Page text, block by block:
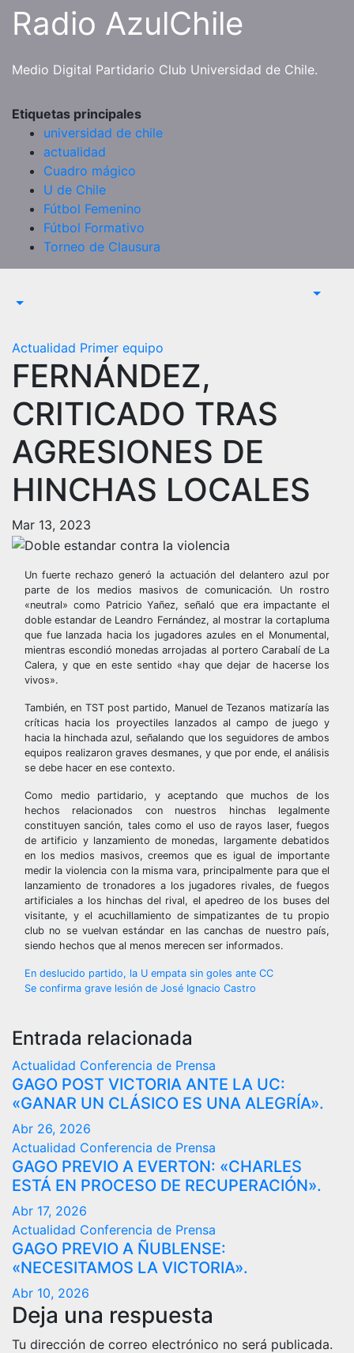
SaltarRadio AzulChile
Medio Digital Partidario Club Universidad de Chile.
Etiquetas principales
universidad de chile
actualidad
Cuadro mágico
U de Chile
Fútbol Femenino
Fútbol Formativo
Torneo de Clausura
Actualidad Primer equipo
FERNÁNDEZ,
CRITICADO TRAS
AGRESIONES DE
HINCHAS LOCALES
Mar 13, 2023
Un fuerte rechazo generó la actuación del delantero azul por
parte de los medios masivos de comunicación. Un rostro
«neutral» como Patricio Yañez, señaló que era impactante el
doble estandar de Leandro Fernández, al mostrar la cortapluma
que fue lanzada hacia los jugadores azules en el Monumental,
mientras escondió monedas arrojadas al portero Carabalí de La
Calera, y que en este sentido «hay que dejar de hacerse los
vivos».
También, en TST post partido, Manuel de Tezanos matizaría las
críticas hacia los proyectiles lanzados al campo de juego y
hacia la hinchada azul, señalando que los seguidores de ambos
equipos realizaron graves desmanes, y que por ende, el análisis
se debe hacer en ese contexto.
Como medio partidario, y aceptando que muchos de los
hechos relacionados con nuestros hinchas legalmente
constituyen sanción, tales como el uso de rayos laser, fuegos
de artificio y lanzamiento de monedas, largamente debatidos
en los medios masivos, creemos que es igual de importante
medir la violencia con la misma vara, principalmente para que el
lanzamiento de tronadores a los jugadores rivales, de fuegos
artificiales a los hinchas del rival, el apedreo de los buses del
visitante, y el acuchillamiento de simpatizantes de tu propio
club no se vuelvan estándar en las canchas de nuestro país,
siendo hechos que al menos merecen ser informados.
Navegación
entradas
En deslucido partido, la U empata sin goles ante CC
Se confirma grave lesión de José Ignacio Castro
Entrada relacionada
Actualidad Conferencia de Prensa
GAGO POST VICTORIA ANTE LA UC:
«GANAR UN CLÁSICO ES UNA ALEGRÍA».
Abr 26, 2026
Actualidad Conferencia de Prensa
GAGO PREVIO A EVERTON: «CHARLES
ESTÁ EN PROCESO DE RECUPERACIÓN».
Abr 17, 2026
Actualidad Conferencia de Prensa
GAGO PREVIO A ÑUBLENSE:
«NECESITAMOS LA VICTORIA».
Abr 10, 2026
Deja una respuesta
Tu dirección de correo electrónico no será publicada.